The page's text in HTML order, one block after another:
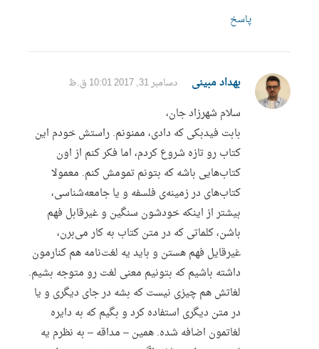
پاسخ
بهداد مبینی دسامبر 31, 2017 10:01 ق.ظ
سلام شهرزاد جان،
بابت فیدبکی که دادی، ممنونم. راستش خودم این
کتاب رو تازه شروع کردم، اما فکر کنم از اون
کتاب‌هایی باشه که بتونم تمومش کنم. معمولا
کتاب‌های در زمینه‌ی فلسفه و یا جامعه‌شناسی،
بیشتر از اینکه خودشون سنگین و غیرقابل فهم
باشن، کلماتی که در متن کتاب به کار می‌برن،
غیرقایل فهم هستن و باید یه لغت‌نامه هم کنارمون
داشته باشیم که بتونیم معنی لغت رو متوجه بشیم.
لغاتش هم چیزی نیست که بشه در جای دیگری و یا
در متن دیگری استفاده کرد و بگیم که به دایره
لغاتمون اضافه شده. همین – مداقه – به نظرم یه